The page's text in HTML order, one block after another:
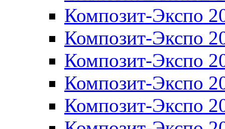
Композит-Экспо
Композит-Экспо
Композит-Экспо
Композит-Экспо
Композит-Экспо